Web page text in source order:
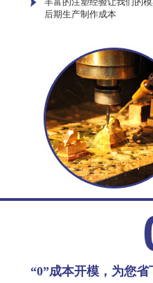
后期生产制作成本
“0”成本开模，为您